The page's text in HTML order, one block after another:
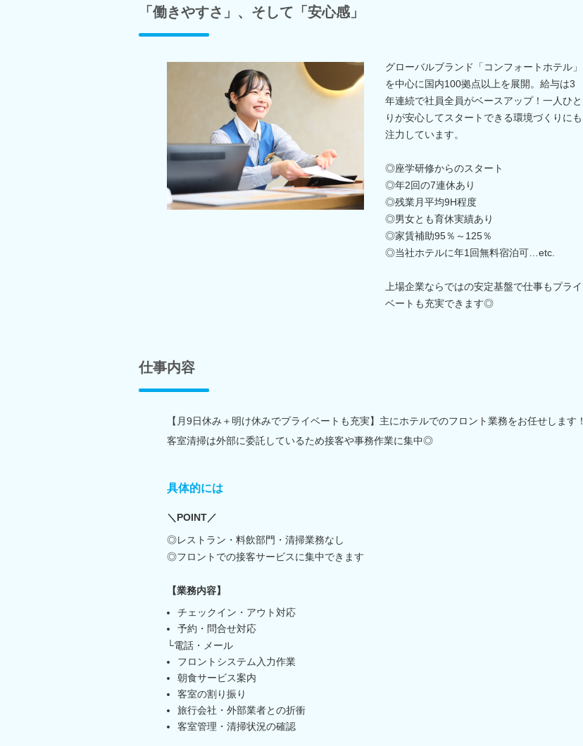
「働きやすさ」、そして「安心感」
グローバルブランド「コンフォートホテル」
を中心に国内100拠点以上を展開。給与は3
年連続で社員全員がベースアップ！一人ひと
りが安心してスタートできる環境づくりにも
注力しています。
◎座学研修からのスタート
◎年2回の7連休あり
◎残業月平均9H程度
◎男女とも育休実績あり
◎家賃補助95％～125％
◎当社ホテルに年1回無料宿泊可…etc.
上場企業ならではの安定基盤で仕事もプライ
ベートも充実できます◎
仕事内容
【月9日休み＋明け休みでプライベートも充実】主にホテルでのフロント業務をお任せします！
客室清掃は外部に委託しているため接客や事務作業に集中◎
具体的には
＼POINT／
◎レストラン・料飲部門・清掃業務なし
◎フロントでの接客サービスに集中できます
【業務内容】
チェックイン・アウト対応
予約・問合せ対応
└電話・メール
フロントシステム入力作業
朝食サービス案内
客室の割り振り
旅行会社・外部業者との折衝
客室管理・清掃状況の確認